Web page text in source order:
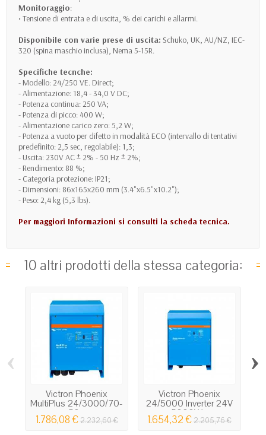
Monitoraggio:
• Tensione di entrata e di uscita, % dei carichi e allarmi.
Disponibile con varie prese di uscita: Schuko, UK, AU/NZ, IEC-
320 (spina maschio inclusa), Nema 5-15R.
Specifiche tecnche:
- Modello: 24/250 VE. Direct;
- Alimentazione: 18,4 - 34,0 V DC;
- Potenza continua: 250 VA;
- Potenza di picco: 400 W;
- Alimentazione carico zero: 5,2 W;
- Potenza a vuoto per difetto in modalità ECO (intervallo di tentativi
predefinito: 2,5 sec, regolabile): 1,3;
- Uscita: 230V AC ± 2% - 50 Hz ± 2%;
- Rendimento: 88 %;
- Categoria protezione: IP21;
- Dimensioni: 86x165x260 mm (3.4"x6.5"x10.2");
- Peso: 2,4 kg (5,3 lbs).
Per maggiori Informazioni si consulti la scheda tecnica.
10 altri prodotti della stessa categoria:
Victron Phoenix
MultiPlus 24/3000/70-
50...
1.786,08 €2.232,60 €
Victron Phoenix
24/5000 Inverter 24V
5000W...
1.654,32 €2.205,76 €
‹ ›